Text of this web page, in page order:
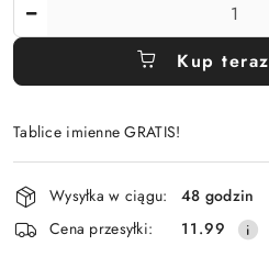
Kup teraz
Tablice imienne GRATIS!
Wyślij
Dostępność
i
dostawa
Wysyłka w ciągu:
48 godzin
Cena przesyłki:
11.99